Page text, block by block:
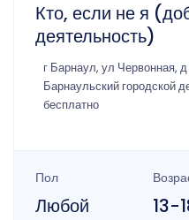
Кто, если не я
деятельность)
г Барнаул, ул Червонная,
Барнаульский городской
бесплатно
Пол
Любой 13-